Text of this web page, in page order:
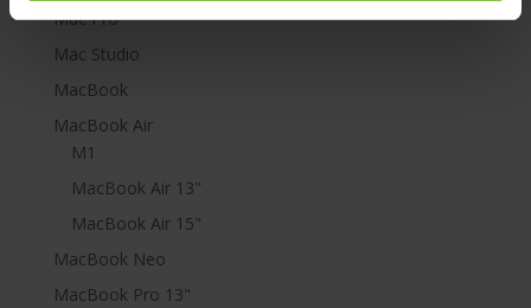
Mac Pro
Mac Studio
MacBook
MacBook Air
M1
MacBook Air 13"
MacBook Air 15"
MacBook Neo
MacBook Pro 13"